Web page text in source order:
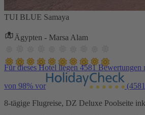
TUI BLUE Samaya
Ägypten - Marsa Alam
Für dieses Hotel liegen 4581 Bewertungen
von 98% vor
8-tägige Flugreise, DZ Deluxe Poolseite